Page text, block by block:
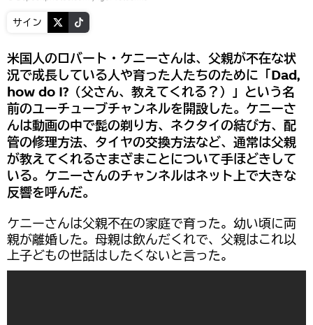
サイン
米国人のロバート・ケニーさんは、父親が不在な状
況で成長している人や育った人たちのために「Dad,
how do I?（父さん、教えてくれる？）」という名
前のユーチューブチャンネルを開設した。ケニーさ
んは動画の中で髭の剃り方、ネクタイの結び方、配
管の修理方法、タイヤの交換方法など、通常は父親
が教えてくれるさまざまことについて手ほどきして
いる。ケニーさんのチャンネルはネット上で大きな
反響を呼んだ。
ケニーさんは父親不在の家庭で育った。幼い頃に両
親が離婚した。母親は飲んだくれで、父親はこれ以
上子どもの世話はしたくないと言った。